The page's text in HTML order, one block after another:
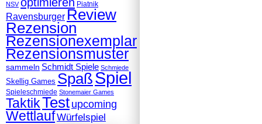
NSV Piatnik
RavensburgerReview
Rezension
Rezensionexemplar
Rezensionsmuster
sammeln Schmidt Spiele Schmiede
Skellig Games SpaßSpiel
Spieleschmiede Stonemaier Games
TaktikTest upcoming
WettlaufWürfelspiel